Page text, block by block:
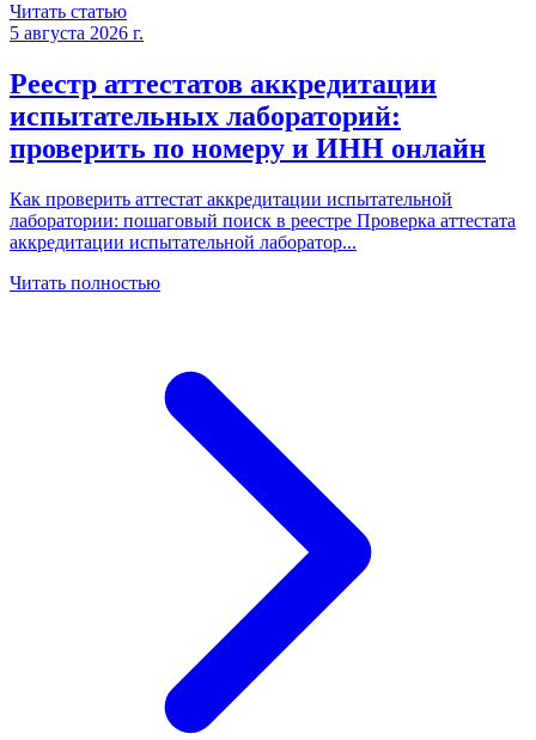
Читать статью
5 августа 2026 г.
Реестр аттестатов аккредитации
испытательных лабораторий:
проверить по номеру и ИНН онлайн
Как проверить аттестат аккредитации испытательной
лаборатории: пошаговый поиск в реестре Проверка аттестата
аккредитации испытательной лаборатор...
Читать полностью